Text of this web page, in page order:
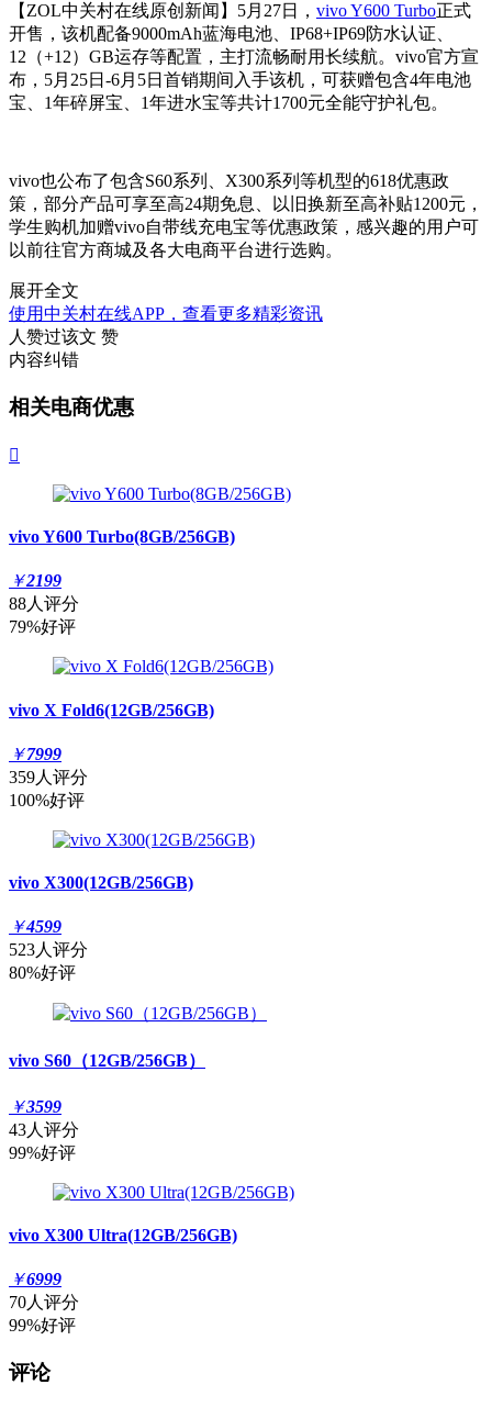
【ZOL中关村在线原创新闻】5月27日， vivo Y600 Turbo正式
开售，该机配备9000mAh蓝海电池、IP68+IP69防水认证、
12（+12）GB运存等配置，主打流畅耐用长续航。vivo官方宣
布，5月25日-6月5日首销期间入手该机，可获赠包含4年电池
宝、1年碎屏宝、1年进水宝等共计1700元全能守护礼包。
vivo也公布了包含S60系列、X300系列等机型的618优惠政
策，部分产品可享至高24期免息、以旧换新至高补贴1200元，
学生购机加赠vivo自带线充电宝等优惠政策，感兴趣的用户可
以前往官方商城及各大电商平台进行选购。
展开全文
使用中关村在线APP，查看更多精彩资讯
人赞过该文 赞
内容纠错
相关电商优惠

vivo Y600 Turbo(8GB/256GB)
￥2199
88人评分
79%好评
vivo X Fold6(12GB/256GB)
￥7999
359人评分
100%好评
vivo X300(12GB/256GB)
￥4599
523人评分
80%好评
vivo S60（12GB/256GB）
￥3599
43人评分
99%好评
vivo X300 Ultra(12GB/256GB)
￥6999
70人评分
99%好评
评论